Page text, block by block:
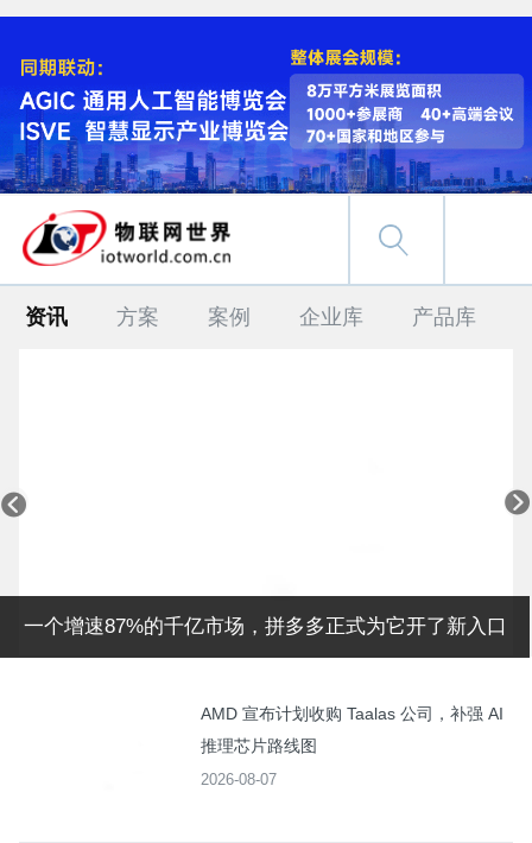
资讯 方案 案例 企业库 产品库
一个增速87%的千亿市场，拼多多正式为它开了新入口
 
AMD 宣布计划收购 Taalas 公司，补强 AI
推理芯片路线图
2026-08-07